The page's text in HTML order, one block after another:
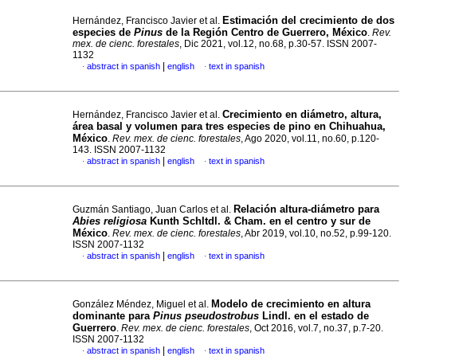
Hernández, Francisco Javier et al. Estimación del crecimiento de dos
especies de Pinus de la Región Centro de Guerrero, México. Rev.
mex. de cienc. forestales, Dic 2021, vol.12, no.68, p.30-57. ISSN 2007-
1132
· abstract in spanish english · text in spanish
Hernández, Francisco Javier et al. Crecimiento en diámetro, altura,
área basal y volumen para tres especies de pino en Chihuahua,
México. Rev. mex. de cienc. forestales, Ago 2020, vol.11, no.60, p.120-
143. ISSN 2007-1132
· abstract in spanish english · text in spanish
Guzmán Santiago, Juan Carlos et al. Relación altura-diámetro para
Abies religiosa Kunth Schltdl. & Cham. en el centro y sur de
México. Rev. mex. de cienc. forestales, Abr 2019, vol.10, no.52, p.99-120.
ISSN 2007-1132
· abstract in spanish english · text in spanish
González Méndez, Miguel et al. Modelo de crecimiento en altura
dominante para Pinus pseudostrobus Lindl. en el estado de
Guerrero. Rev. mex. de cienc. forestales, Oct 2016, vol.7, no.37, p.7-20.
ISSN 2007-1132
· abstract in spanish english · text in spanish